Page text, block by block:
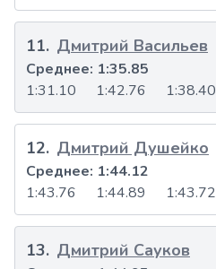
11. Дмитрий Васильев
1:31.10 1:42.76 1:38.40
Среднее: 1:35.85
12. Дмитрий Душейко
1:43.76 1:44.89 1:43.72
Среднее: 1:44.12
13. Дмитрий Сауков